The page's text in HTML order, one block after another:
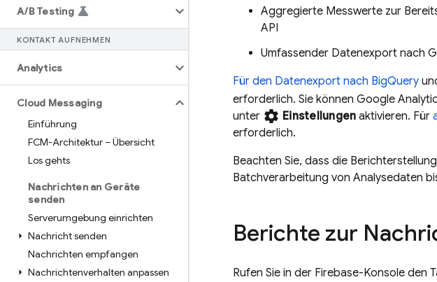
A/B Testing
KONTAKT AUFNEHMEN
Analytics
Cloud Messaging
Einführung
FCM-Architektur – Übersicht
Los gehts
Nachrichten an Geräte
senden
Serverumgebung einrichten
Nachricht senden
Nachrichten empfangen
Nachrichtenverhalten anpassen
Aggregierte Messwerte zur
API
Umfassender Datenexport nach
Für den Datenexport nach BigQuery
erforderlich. Sie können Google
unter settings Einstellungen aktivieren. Für
erforderlich.
Beachten Sie, dass die
Batchverarbeitung von Analysedaten
Berichte zur
Rufen Sie in der Firebase-Konsole den